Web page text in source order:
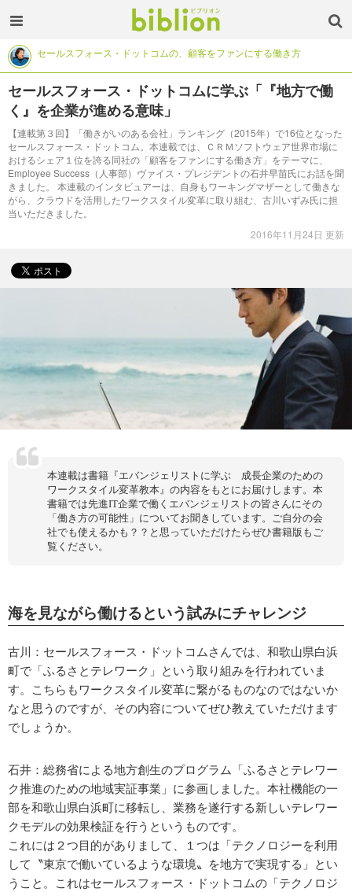
セールスフォース・ドットコムの、顧客をファンにする働き方
セールスフォース・ドットコムに学ぶ「『地方で働
く』を企業が進める意味」
【連載第３回】「働きがいのある会社」ランキング（2015年）で16位となった
セールスフォース・ドットコム。本連載では、ＣＲＭソフトウェア世界市場に
おけるシェア１位を誇る同社の「顧客をファンにする働き方」をテーマに、
Employee Success（人事部）ヴァイス・プレジデントの石井早苗氏にお話を聞
きました。 本連載のインタビュアーは、自身もワーキングマザーとして働きな
がら、クラウドを活用したワークスタイル変革に取り組む、古川いずみ氏に担
当いただきました。
2016年11月24日 更新
本連載は書籍『エバンジェリストに学ぶ 成長企業のための
ワークスタイル変革教本』の内容をもとにお届けします。本
書籍では先進IT企業で働くエバンジェリストの皆さんにその
「働き方の可能性」についてお聞きしています。ご自分の会
社でも使えるかも？？と思っていただけたらぜひ書籍版もご
覧ください。
海を見ながら働けるという試みにチャレンジ
古川：セールスフォース・ドットコムさんでは、和歌山県白浜
町で「ふるさとテレワーク」という取り組みを行われていま
す。こちらもワークスタイル変革に繋がるものなのではないか
なと思うのですが、その内容についてぜひ教えていただけます
でしょうか。
石井：総務省による地方創生のプログラム「ふるさとテレワー
ク推進のための地域実証事業」に参画しました。本社機能の一
部を和歌山県白浜町に移転し、業務を遂行する新しいテレワー
クモデルの効果検証を行うというものです。
これには２つ目的がありまして、１つは「テクノロジーを利用
して〝東京で働いているような環境〟を地方で実現する」とい
うこと。これはセールスフォース・ドットコムの「テクノロジ